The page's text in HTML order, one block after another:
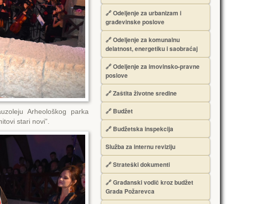
Arheološkog parka
stari novi”.
🔗Odeljenje za urbanizam i
građevinske poslove
🔗Odeljenje za komunalnu
delatnost, energetiku i saobraćaj
🔗Odeljenje za imovinsko-pravne
poslove
🔗Zaštita životne sredine
🔗 Budžet
🔗 Budžetska inspekcija
Služba za internu reviziju
🔗Strateški dokumenti
🔗Građanski vodič kroz budžet
Grada Požarevca